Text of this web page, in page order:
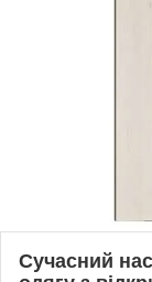
Сучасний